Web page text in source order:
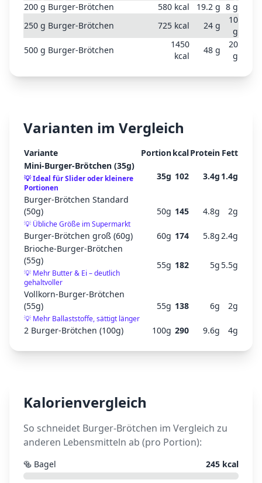
200 g Burger-Brötchen 580 kcal 19.2 g 8 g
250 g Burger-Brötchen 725 kcal 24 g
10
g
500 g Burger-Brötchen
1450
kcal
48 g
20
g
Varianten im Vergleich
Variante PortionkcalProtein Fett
Mini-Burger-Brötchen (35g)
💡Ideal für Slider oder kleinere
Portionen
35g 102 3.4g 1.4g
Burger-Brötchen Standard
(50g)
💡 Übliche Größe im Supermarkt
50g 145 4.8g 2g
Burger-Brötchen groß (60g) 60g 174 5.8g2.4g
Brioche-Burger-Brötchen
(55g)
💡 Mehr Butter & Ei – deutlich
gehaltvoller
55g 182 5g 5.5g
Vollkorn-Burger-Brötchen
(55g)
💡 Mehr Ballaststoffe, sättigt länger
55g 138 6g 2g
2 Burger-Brötchen (100g) 100g 290 9.6g 4g
Kalorienvergleich
So schneidet Burger-Brötchen im Vergleich zu
anderen Lebensmitteln ab (pro Portion):
🥯 Bagel 245 kcal